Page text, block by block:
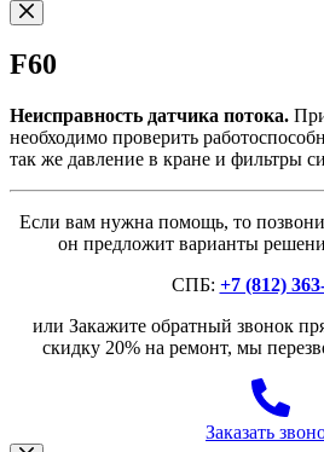
F60
Неисправность датчика потока.
необходимо проверить
так же давление в кране и фильтры
Если вам нужна помощь, то
он предложит варианты
СПБ: +7 (812)
или Закажите обратный звонок
скидку 20% на ремонт, мы
Заказать